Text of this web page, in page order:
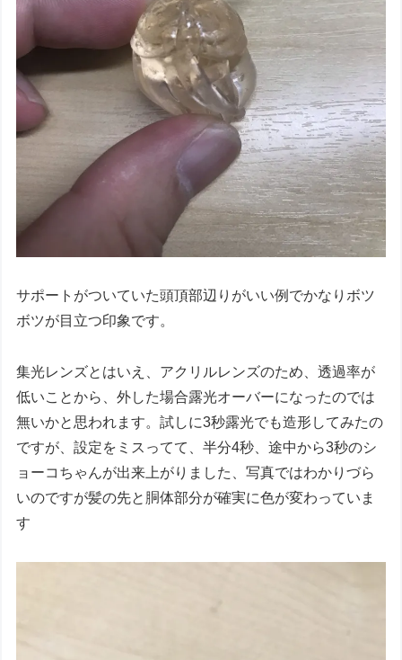
サポートがついていた頭頂部辺りがいい例でかなりボツ
ボツが目立つ印象です。
集光レンズとはいえ、アクリルレンズのため、透過率が
低いことから、外した場合露光オーバーになったのでは
無いかと思われます。試しに3秒露光でも造形してみたの
ですが、設定をミスってて、半分4秒、途中から3秒のシ
ョーコちゃんが出来上がりました、写真ではわかりづら
いのですが髪の先と胴体部分が確実に色が変わっていま
す